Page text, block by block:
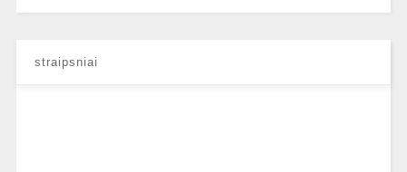
straipsniai